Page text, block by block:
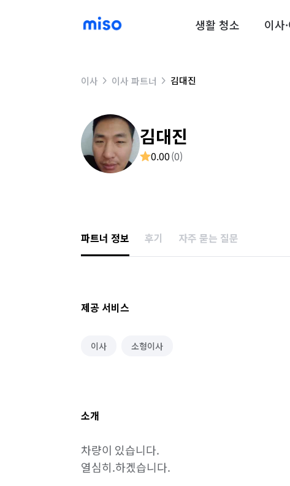
생활 청소 이사
이사 이사 파트너 김대진
김대진
0.00(0)
파트너 정보 후기 자주 묻는 질문
제공 서비스
이사 소형이사
소개
차량이 있습니다.
열심히.하겠습니다.